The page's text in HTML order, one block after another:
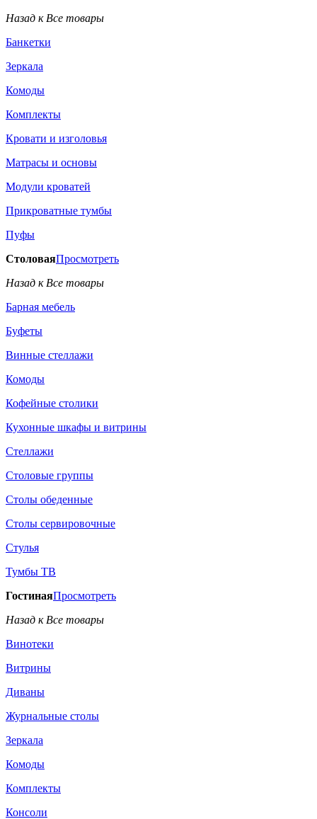
Назад к Все товары
Банкетки
Зеркала
Комоды
Комплекты
Кровати и изголовья
Матрасы и основы
Модули кроватей
Прикроватные тумбы
Пуфы
СтоловаяПросмотреть
Назад к Все товары
Барная мебель
Буфеты
Винные стеллажи
Комоды
Кофейные столики
Кухонные шкафы и витрины
Стеллажи
Столовые группы
Столы обеденные
Столы сервировочные
Стулья
Тумбы ТВ
ГостинаяПросмотреть
Назад к Все товары
Винотеки
Витрины
Диваны
Журнальные столы
Зеркала
Комоды
Комплекты
Консоли